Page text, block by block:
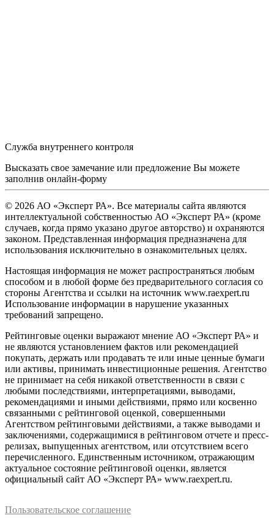
Служба внутреннего контроля
Высказать свое замечание или предложение Вы можете
заполнив онлайн-форму
© 2026 АО «Эксперт РА». Все материалы сайта являются
интеллектуальной собственностью АО «Эксперт РА» (кроме
случаев, когда прямо указано другое авторство) и охраняются
законом. Представленная информация предназначена для
использования исключительно в ознакомительных целях.
Настоящая информация не может распространяться любым
способом и в любой форме без предварительного согласия со
стороны Агентства и ссылки на источник www.raexpert.ru
Использование информации в нарушение указанных
требований запрещено.
Рейтинговые оценки выражают мнение АО «Эксперт РА» и
не являются установлением фактов или рекомендацией
покупать, держать или продавать те или иные ценные бумаги
или активы, принимать инвестиционные решения. Агентство
не принимает на себя никакой ответственности в связи с
любыми последствиями, интерпретациями, выводами,
рекомендациями и иными действиями, прямо или косвенно
связанными с рейтинговой оценкой, совершенными
Агентством рейтинговыми действиями, а также выводами и
заключениями, содержащимися в рейтинговом отчете и пресс-
релизах, выпущенных агентством, или отсутствием всего
перечисленного. Единственным источником, отражающим
актуальное состояние рейтинговой оценки, является
официальный сайт АО «Эксперт РА» www.raexpert.ru.
Пользовательское соглашение